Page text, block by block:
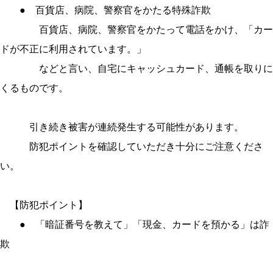
● 百貨店、病院、警察官をかたる特殊詐欺
百貨店、病院、警察官をかたって電話をかけ、「カー
ドが不正に利用されています。」
などと言い、自宅にキャッシュカード、通帳を取りに
くるものです。
引き続き被害が連続発生する可能性があります。
防犯ポイントを確認していただき十分にご注意くださ
い。
【防犯ポイント】
● 「暗証番号を教えて」「現金、カードを預かる」は詐
欺